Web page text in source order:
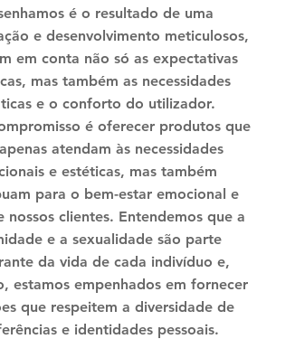
é o resultado de uma
e desenvolvimento meticulosos,
em conta não só as expectativas
mas também as necessidades
e o conforto do utilizador.
é oferecer produtos que
atendam às necessidades
e estéticas, mas também
para o bem-estar emocional e
nossos clientes. Entendemos que a
e a sexualidade são parte
da vida de cada indivíduo e,
estamos empenhados em fornecer
que respeitem a diversidade de
e identidades pessoais.